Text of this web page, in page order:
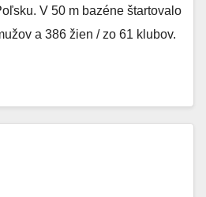
V 50 m bazéne štartovalo
a 386 žien / zo 61 klubov.